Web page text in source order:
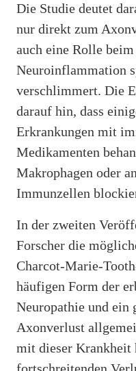
Die Studie deutet
nur direkt zum
auch eine Rolle
Neuroinflammation
verschlimmert. Die
darauf hin, dass
Erkrankungen mit
Medikamenten
Makrophagen oder
Immunzellen
In der zweiten
Forscher die
Charcot-Marie-
häufigen Form der
Neuropathie und ein
Axonverlust
mit dieser Krankheit